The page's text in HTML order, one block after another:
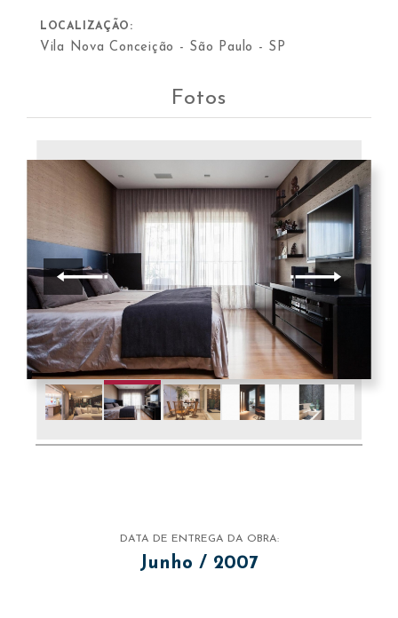
LOCALIZAÇÃO:
Vila Nova Conceição - São Paulo - SP
Fotos
DATA DE ENTREGA DA OBRA:
Junho / 2007